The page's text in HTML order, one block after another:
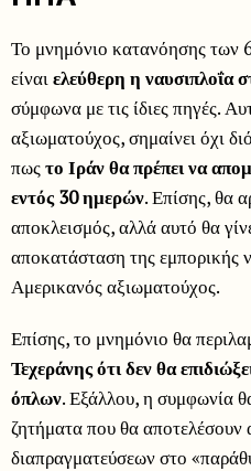
Το μνημόνιο κατανόησης των
είναιελεύθερη η ναυσιπλοΐα
σύμφωνα με τις ίδιες πηγές.
αξιωματούχος, σημαίνει όχι
πωςτο Ιράν θα πρέπει να
εντός 30 ημερών. Επίσης, θα
αποκλεισμός, αλλά αυτό θα
αποκατάσταση της εμπορικής
Αμερικανός αξιωματούχος.
Επίσης, το μνημόνιο θα
Τεχεράνης ότι δεν θα
όπλων. Εξάλλου, η συμφωνία
ζητήματα που θα αποτελέσουν
διαπραγματεύσεων στο